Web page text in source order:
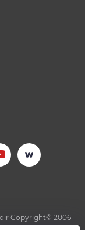
Copyright© 2006-